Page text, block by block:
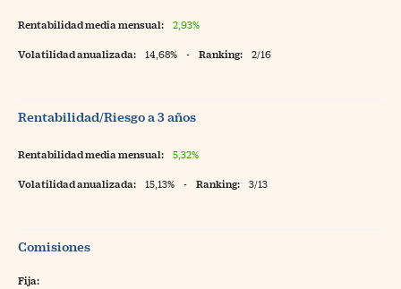
Rentabilidad media mensual: 2,93%
Volatilidad anualizada: 14,68% - Ranking: 2/16
Rentabilidad/Riesgo a 3 años
Rentabilidad media mensual: 5,32%
Volatilidad anualizada: 15,13% - Ranking: 3/13
Comisiones
Fija: